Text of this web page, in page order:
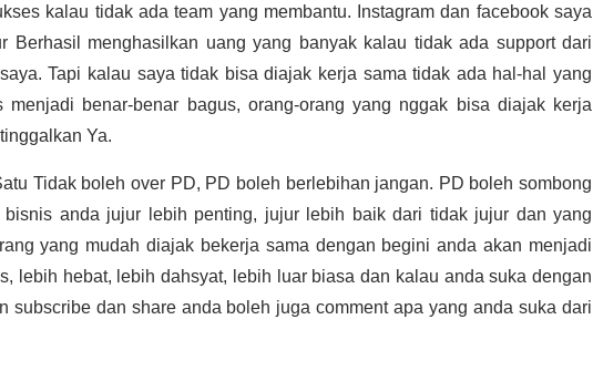
kalau tidak ada team yang membantu. Instagram dan facebook saya
Berhasil menghasilkan uang yang banyak kalau tidak ada support dari
Tapi kalau saya tidak bisa diajak kerja sama tidak ada hal-hal yang
menjadi benar-benar bagus, orang-orang yang nggak bisa diajak kerja
Ya.
Tidak boleh over PD, PD boleh berlebihan jangan. PD boleh sombong
bisnis anda jujur lebih penting, jujur lebih baik dari tidak jujur dan yang
yang mudah diajak bekerja sama dengan begini anda akan menjadi
lebih hebat, lebih dahsyat, lebih luar biasa dan kalau anda suka dengan
subscribe dan share anda boleh juga comment apa yang anda suka dari